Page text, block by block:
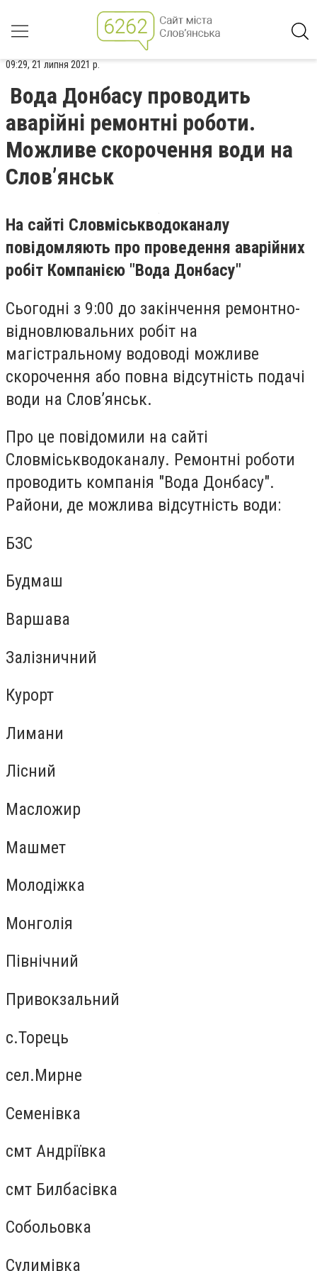
09:29, 21 липня 2021 р.
Вода Донбасу проводить
аварійні ремонтні роботи.
Можливе скорочення води на
Слов’янськ
На сайті Словміськводоканалу
повідомляють про проведення аварійних
робіт Компанією "Вода Донбасу"
Сьогодні з 9:00 до закінчення ремонтно-
відновлювальних робіт на
магістральному водоводі можливе
скорочення або повна відсутність подачі
води на Слов’янськ.
Про це повідомили на сайті
Словміськводоканалу. Ремонтні роботи
проводить компанія "Вода Донбасу".
Райони, де можлива відсутність води:
БЗС
Будмаш
Варшава
Залізничний
Курорт
Лимани
Лісний
Масложир
Машмет
Молодіжка
Монголія
Північний
Привокзальний
с.Торець
сел.Мирне
Семенівка
смт Андріївка
смт Билбасівка
Собольовка
Сулимівка